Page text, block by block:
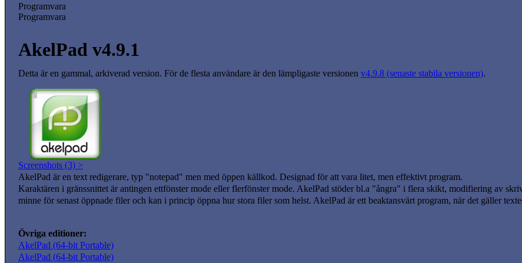
Programvara
Programvara
AkelPad v4.9.1
Detta är en gammal, arkiverad version. För de flesta användare är den lämpligaste versionen v4.9.8 (senaste stabila versionen).
Screenshots (3) >
AkelPad är en text redigerare, typ "notepad" men med öppen källkod. Designad för att vara litet, men effektivt program.
Karaktären i gränssnittet är antingen ettfönster mode eller flerfönster mode. AkelPad stöder bl.a "ångra" i flera skikt, modifiering av
minne för senast öppnade filer och kan i princip öppna hur stora filer som helst. AkelPad är ett beaktansvärt program, när det gäller
Övriga editioner:
AkelPad (64-bit Portable)
AkelPad (64-bit Portable)